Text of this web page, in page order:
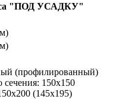
"ПОД УСАДКУ"
(профилированный)
сечения: 150х150
(145х195)